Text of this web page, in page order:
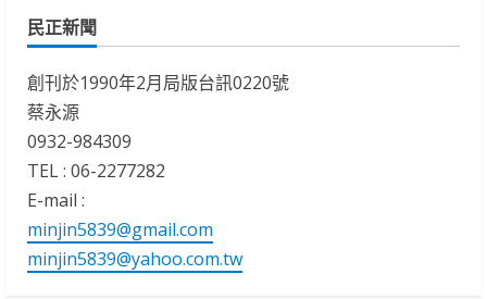
民正新聞
創刊於1990年2月局版台訊0220號
蔡永源
0932-984309
TEL : 06-2277282
E-mail :
minjin5839@gmail.com
minjin5839@yahoo.com.tw